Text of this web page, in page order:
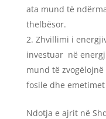
ata mund të
thelbësor.
Zhvillimi i
investuar në
mund të
fosile dhe
Ndotja e ajrit në